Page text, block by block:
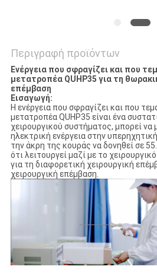
Περιγραφή προϊόντων
Ενέργεια που σφραγίζει και που
μετατροπέα QUHP35 για τη
επέμβαση
Εισαγωγή:
Η ενέργεια που σφραγίζει και που
μετατροπέα QUHP35 είναι ένα
χειρουργικού συστήματος, μπορεί να
ηλεκτρική ενέργεια στην
την άκρη της κουράς να δονηθεί σε
ότι λειτουργεί μαζί με το
για τη διαφορετική χειρουργική
χειρουργική επέμβαση.